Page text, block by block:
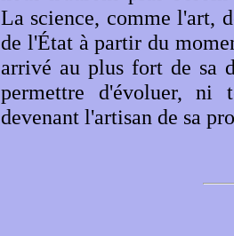
La science, comme l'art,
de l'État à partir du
arrivé au plus fort de sa
permettre d'évoluer, ni
devenant l'artisan de sa